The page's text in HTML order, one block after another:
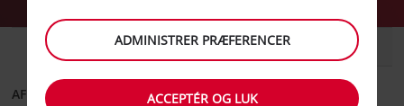
VAREVOGN
AFHENT FRA
ADMINISTRER PRÆFERENCER
ACCEPTÉR OG LUK